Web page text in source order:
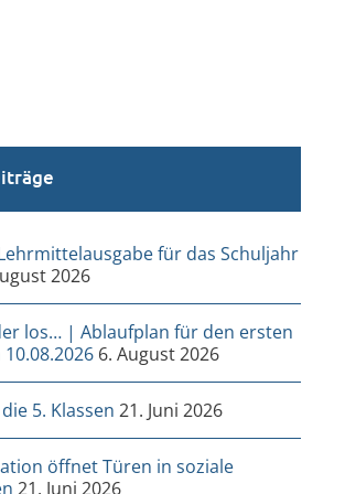
für das Schuljahr
2026
los… | Ablaufplan für den ersten
6. August 2026
5. Klassen 21. Juni 2026
öffnet Türen in soziale
21. Juni 2026